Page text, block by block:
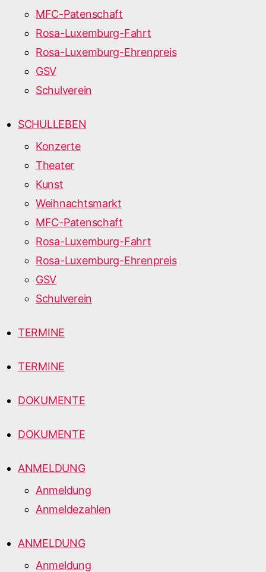
MFC-Patenschaft
Rosa-Luxemburg-Fahrt
Rosa-Luxemburg-Ehrenpreis
GSV
Schulverein
SCHULLEBEN
Konzerte
Theater
Kunst
Weihnachtsmarkt
MFC-Patenschaft
Rosa-Luxemburg-Fahrt
Rosa-Luxemburg-Ehrenpreis
GSV
Schulverein
TERMINE
TERMINE
DOKUMENTE
DOKUMENTE
ANMELDUNG
Anmeldung
Anmeldezahlen
ANMELDUNG
Anmeldung